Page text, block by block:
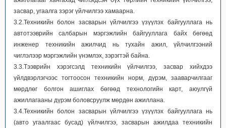
засвар, угаалга зэрэг үйлчилгээ хамаарна.
3.2.Техникийн болон засварын үйлчилгээ үзүүлэх байгууллага нь
автотээврийн салбарын мэргэжлийн байгууллага байх бөгөөд
инженер техникийн ажилчид нь тухайн ажил, үйлчилгээний
чиглэлээр мэргэжлийн үнэмлэх, зэрэгтэй байна.
3.3.Тээврийн хэрэгсэлд техникийн үйлчилгээ, засвар хийхдээ
үйлдвэрлэгчээс тогтоосон техникийн норм, дүрэм, зааварчилгааг
мөрдлөг болгон ашиглах бөгөөд технологийн карт, аюулгүй
ажиллагааны дүрэм боловсруулж мөрдөн ажиллана.
3.4.Техникийн болон засварын үйлчилгээ үзүүлэх байгууллага нь
(авто угаалгаас бусад) үйлчилгээ, засварын ажилдаа техникийн